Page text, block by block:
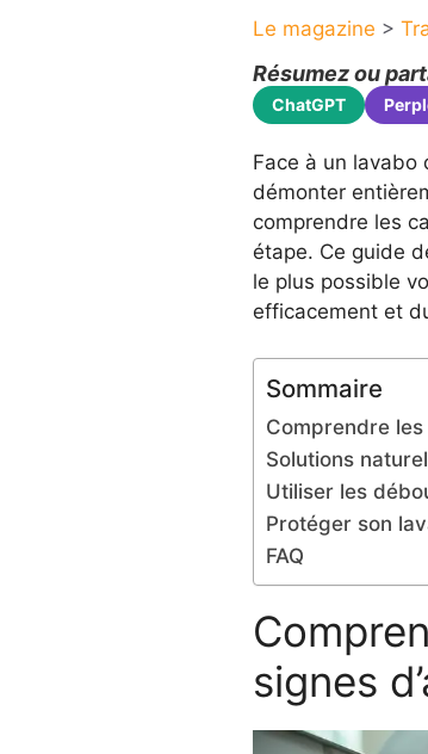
Le magazine >
Résumez ou
ChatGPT
Face à un lavabo
démonter
comprendre les
étape. Ce guide
le plus possible
efficacement et
Sommaire
Comprendre les
Solutions
Utiliser les
Protéger son
FAQ
signes